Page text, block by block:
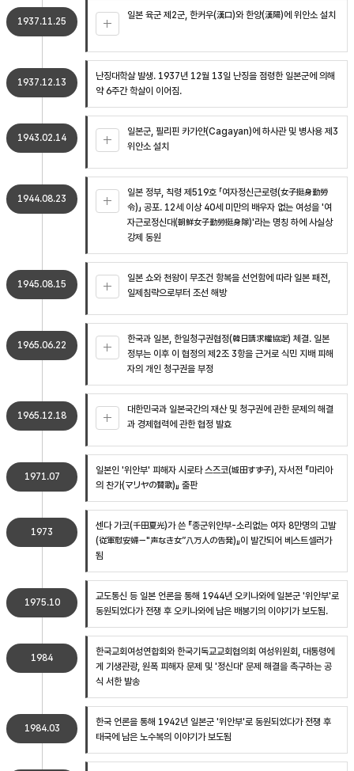
1937.11.25
일본 육군 제2군, 한커우(漢口)와 한양(漢陽)에 위안소 설치
1937.12.13
난징대학살 발생. 1937년 12월 13일 난징을 점령한 일본군에 의해
약 6주간 학살이 이어짐.
1943.02.14
일본군, 필리핀 카가얀(Cagayan)에 하사관 및 병사용 제3
위안소 설치
1944.08.23
일본 정부, 칙령 제519호 「여자정신근로령(女子挺身勤勞
令)」 공포. 12세 이상 40세 미만의 배우자 없는 여성을 '여
자근로정신대(朝鮮女子勤勞挺身隊)'라는 명칭 하에 사실상
강제 동원
1945.08.15
일본 쇼와 천왕이 무조건 항복을 선언함에 따라 일본 패전,
일제침략으로부터 조선 해방
1965.06.22
한국과 일본, 한일청구권협정(韓日請求權協定) 체결. 일본
정부는 이후 이 협정의 제2조 3항을 근거로 식민 지배 피해
자의 개인 청구권을 부정
1965.12.18
대한민국과 일본국간의 재산 및 청구권에 관한 문제의 해결
과 경제협력에 관한 협정 발효
1971.07
일본인 '위안부' 피해자 시로타 스즈코(城田すず子), 자서전 『마리아
의 찬가(マリヤの賛歌)』 출판
1973
센다 가코(千田夏光)가 쓴 『종군위안부-소리없는 여자 8만명의 고발
(従軍慰安婦－"声なき女”八万人の告発)』이 발간되어 베스트셀러가
됨
1975.10
교도통신 등 일본 언론을 통해 1944년 오키나와에 일본군 '위안부'로
동원되었다가 전쟁 후 오키나와에 남은 배봉기의 이야기가 보도됨.
1984
한국교회여성연합회와 한국기독교교회협의회 여성위원회, 대통령에
게 기생관광, 원폭 피해자 문제 및 '정신대' 문제 해결을 촉구하는 공
식 서한 발송
1984.03
한국 언론을 통해 1942년 일본군 '위안부'로 동원되었다가 전쟁 후
태국에 남은 노수복의 이야기가 보도됨